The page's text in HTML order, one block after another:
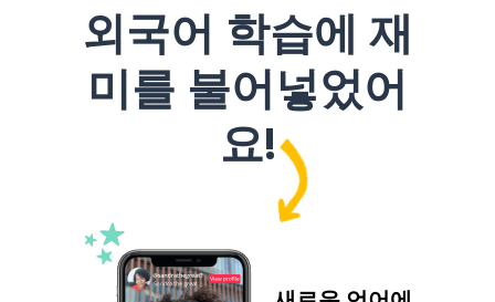
외국어 학습에 재
미를 불어넣었어
요!